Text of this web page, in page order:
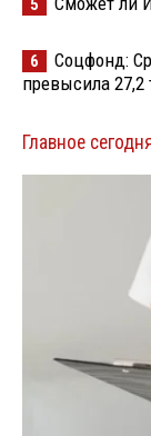
5
6
Соцфонд:
превысила 27,2
Главное